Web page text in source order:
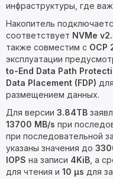
инфраструктуры, где
Накопитель
соответствует NVMe
также совместим с OCP
эксплуатации
to-End Data Path
Data Placement (FDP)
размещением данных.
Для версии 3.84TB
13700 MB/s при
при последовательной
указаны значения до
IOPS на записи 4KiB , а
для чтения и 10 µs для